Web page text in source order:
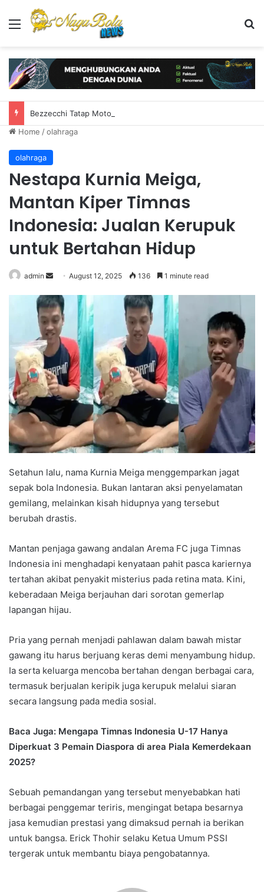
Menu
Home /olahraga
olahraga
Nestapa Kurnia Meiga,
Mantan Kiper Timnas
Indonesia: Jualan Kerupuk
untuk Bertahan Hidup
admin
n
d
a
m
a
l
August 12, 2025 136 1 minute read
Setahun lalu, nama Kurnia Meiga menggemparkan jagat
sepak bola Indonesia. Bukan lantaran aksi penyelamatan
gemilang, melainkan kisah hidupnya yang tersebut
berubah drastis.
Mantan penjaga gawang andalan Arema FC juga Timnas
Indonesia ini menghadapi kenyataan pahit pasca kariernya
tertahan akibat penyakit misterius pada retina mata. Kini,
keberadaan Meiga berjauhan dari sorotan gemerlap
lapangan hijau.
Pria yang pernah menjadi pahlawan dalam bawah mistar
gawang itu harus berjuang keras demi menyambung hidup.
Ia serta keluarga mencoba bertahan dengan berbagai cara,
termasuk berjualan keripik juga kerupuk melalui siaran
secara langsung pada media sosial.
Baca Juga: Mengapa Timnas Indonesia U-17 Hanya
Diperkuat 3 Pemain Diaspora di area Piala Kemerdekaan
2025?
Sebuah pemandangan yang tersebut menyebabkan hati
berbagai penggemar teriris, mengingat betapa besarnya
jasa kemudian prestasi yang dimaksud pernah ia berikan
untuk bangsa. Erick Thohir selaku Ketua Umum PSSI
tergerak untuk membantu biaya pengobatannya.